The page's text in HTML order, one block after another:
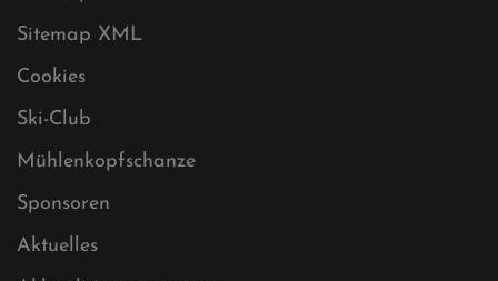
Datenschutz
Impressum
Sitemap
Sitemap XML